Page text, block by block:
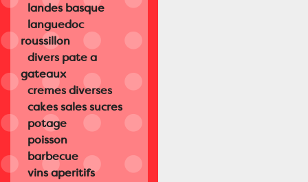
landes basque
languedoc
roussillon
divers pate a
gateaux
cremes diverses
cakes sales sucres
potage
poisson
barbecue
vins aperitifs